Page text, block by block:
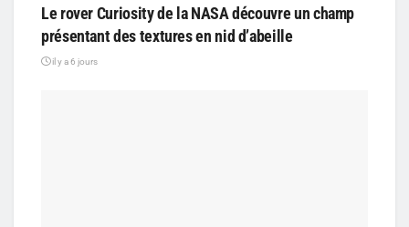
Le rover Curiosity de la NASA découvre un champ
présentant des textures en nid d’abeille
il y a 6 jours